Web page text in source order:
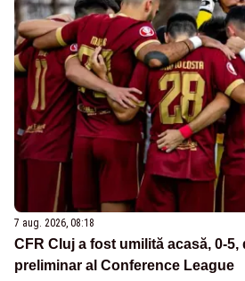
7 aug. 2026, 08:18
CFR Cluj a fost umilită acasă, 0-
preliminar al Conference League